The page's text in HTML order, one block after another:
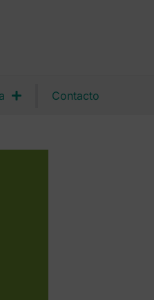
Contacto